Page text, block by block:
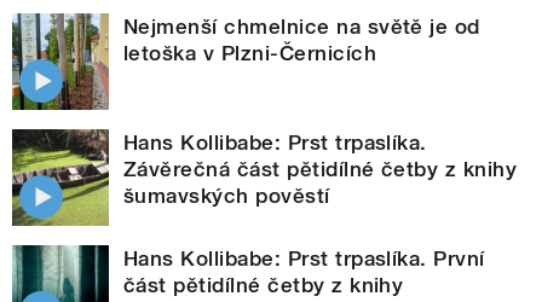
Nejmenší chmelnice na světě je od
letoška v Plzni-Černicích
Hans Kollibabe: Prst trpaslíka.
Závěrečná část pětidílné četby z knihy
šumavských pověstí
Hans Kollibabe: Prst trpaslíka. První
část pětidílné četby z knihy